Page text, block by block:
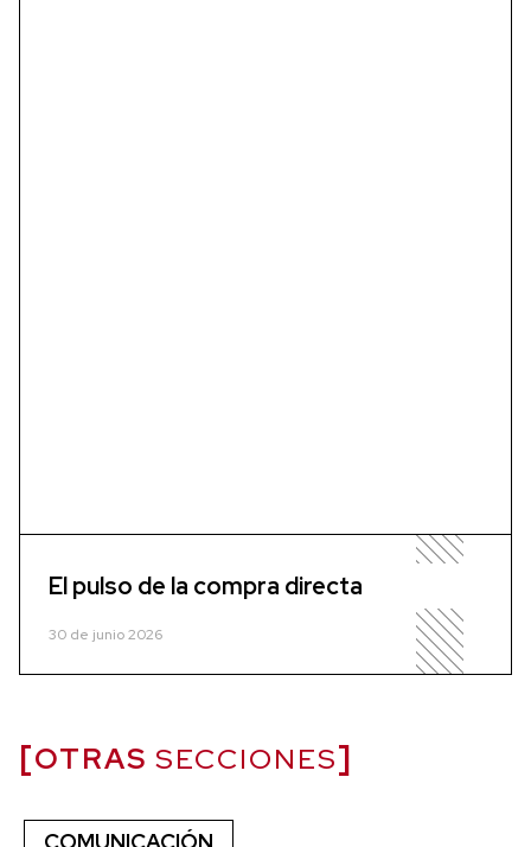
El pulso de la compra directa
30 de junio 2026
OTRAS SECCIONES
COMUNICACIÓN